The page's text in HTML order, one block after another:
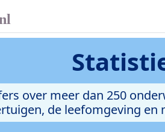
over meer dan 250
de leefomgeving